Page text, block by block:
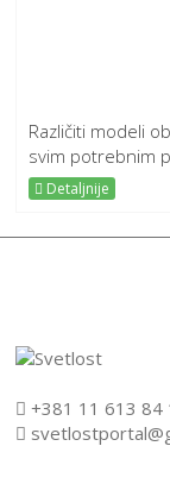
Različiti modeli
svim potrebnim
Detaljnije
+381 11 613 84